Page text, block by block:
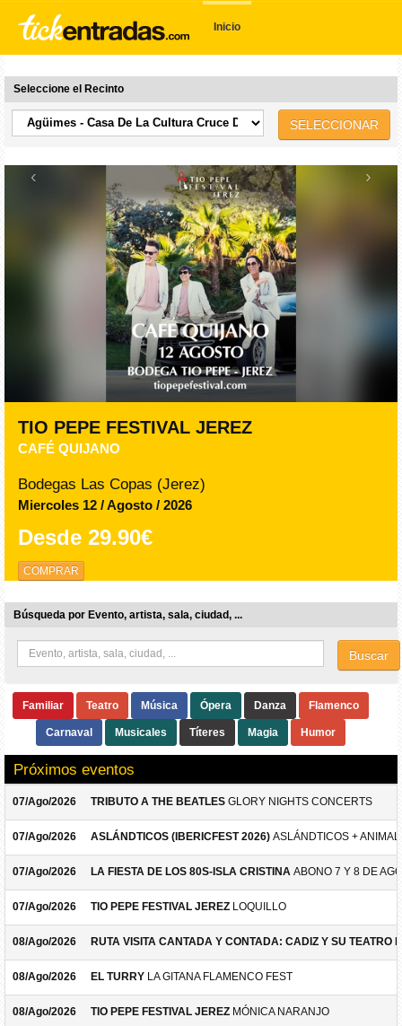
Inicio
Seleccione el Recinto
SELECCIONAR
‹ ›
TIO PEPE FESTIVAL JEREZ
CAFÉ QUIJANO
Bodegas Las Copas (Jerez)
Miercoles 12 / Agosto / 2026
Desde 29.90€
COMPRAR
Búsqueda por Evento, artista, sala, ciudad, ...
Buscar
Familiar Teatro Música Ópera Danza Flamenco
Carnaval Musicales Títeres Magia Humor
Próximos eventos
07/Ago/2026 TRIBUTO A THE BEATLES GLORY NIGHTS CONCERTS
07/Ago/2026 ASLÁNDTICOS (IBERICFEST 2026) ASLÁNDTICOS +
07/Ago/2026 LA FIESTA DE LOS 80S-ISLA CRISTINA ABONO 7 Y 8 DE
07/Ago/2026 TIO PEPE FESTIVAL JEREZ LOQUILLO
08/Ago/2026 RUTA VISITA CANTADA Y CONTADA: CADIZ Y SU TEATRO
08/Ago/2026 EL TURRY LA GITANA FLAMENCO FEST
08/Ago/2026 TIO PEPE FESTIVAL JEREZ MÓNICA NARANJO